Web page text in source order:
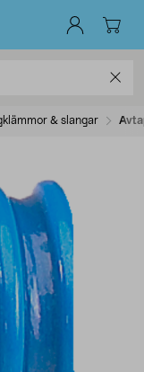
& slangar